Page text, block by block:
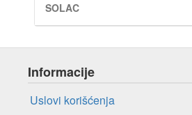
SOLAC
Informacije
Uslovi korišćenja